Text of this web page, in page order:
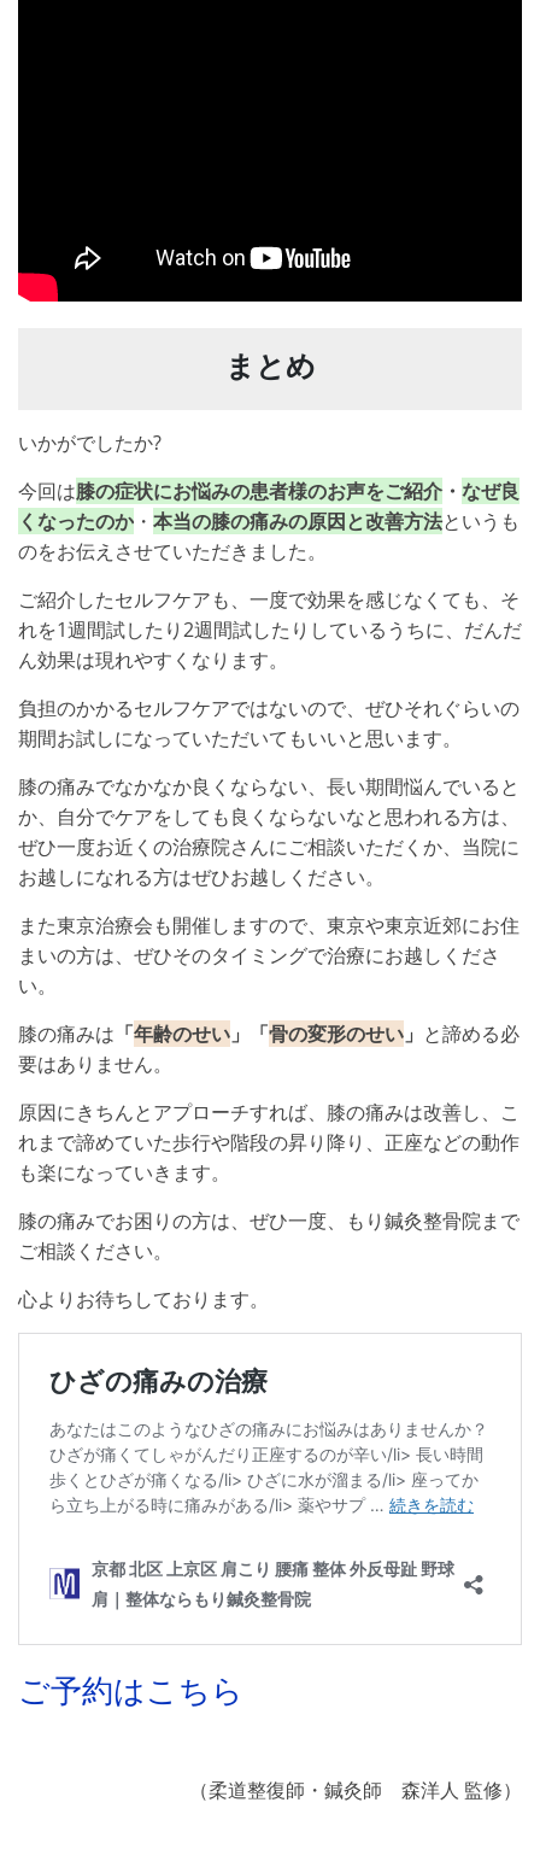
まとめ
いかがでしたか?
今回は膝の症状にお悩みの患者様のお声をご紹介 ・ なぜ良
くなったのか ・ 本当の膝の痛みの原因と改善方法というも
のをお伝えさせていただきました。
ご紹介したセルフケアも、一度で効果を感じなくても、そ
れを1週間試したり2週間試したりしているうちに、だんだ
ん効果は現れやすくなります。
負担のかかるセルフケアではないので、ぜひそれぐらいの
期間お試しになっていただいてもいいと思います。
膝の痛みでなかなか良くならない、長い期間悩んでいると
か、自分でケアをしても良くならないなと思われる方は、
ぜひ一度お近くの治療院さんにご相談いただくか、当院に
お越しになれる方はぜひお越しください。
また東京治療会も開催しますので、東京や東京近郊にお住
まいの方は、ぜひそのタイミングで治療にお越しくださ
い。
膝の痛みは 「年齢のせい 」「骨の変形のせい 」 と諦める必
要はありません。
原因にきちんとアプローチすれば、膝の痛みは改善し、こ
れまで諦めていた歩行や階段の昇り降り、正座などの動作
も楽になっていきます。
膝の痛みでお困りの方は、ぜひ一度、もり鍼灸整骨院まで
ご相談ください。
心よりお待ちしております。
ご予約はこちら
（柔道整復師・鍼灸師 森洋人 監修）